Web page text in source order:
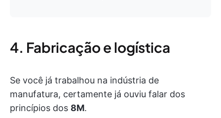
4. Fabricação e logística
Se você já trabalhou na indústria de
manufatura, certamente já ouviu falar dos
princípios dos 8M.